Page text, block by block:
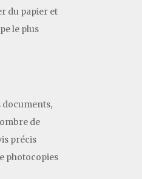
du papier et
le plus
documents,
de
précis
photocopies